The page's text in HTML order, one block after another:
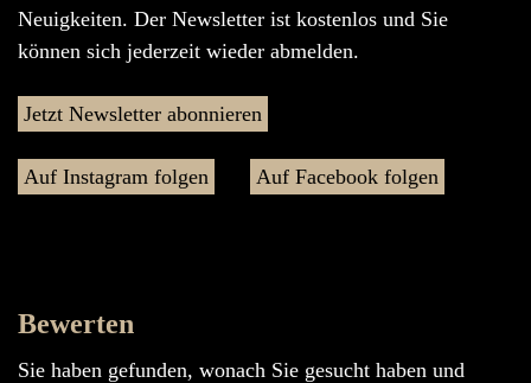
Neuigkeiten. Der Newsletter ist kostenlos und Sie
können sich jederzeit wieder abmelden.
Jetzt Newsletter abonnieren
Auf Instagram folgen Auf Facebook folgen
Bewerten
Sie haben gefunden, wonach Sie gesucht haben und